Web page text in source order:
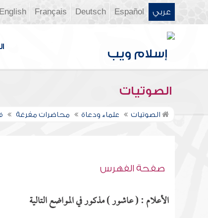
عربي Español
Deutsch
Français
English
الصوتيات
الصوتيات علماء ودعاة محاضرات مفرغة
صفحة الفهرس
الأعلام : ( عاشور ) مذكور في المواضع التالية